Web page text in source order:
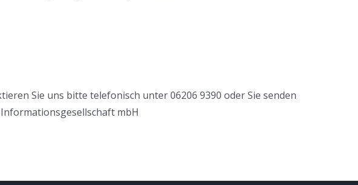
Sie uns bitte telefonisch unter 06206 9390 oder Sie senden
mbH